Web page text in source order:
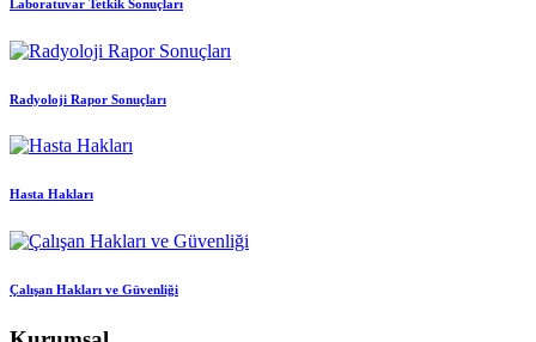
Laboratuvar Tetkik Sonuçları
Radyoloji Rapor Sonuçları
Hasta Hakları
Çalışan Hakları ve Güvenliği